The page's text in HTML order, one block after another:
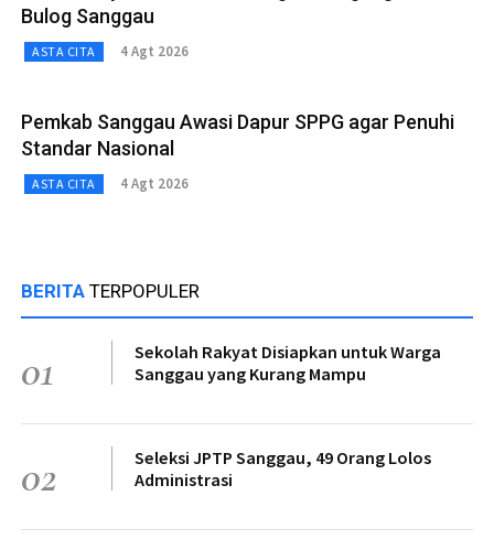
Bulog Sanggau
ASTA CITA 4 Agt 2026
Pemkab Sanggau Awasi Dapur SPPG agar Penuhi
Standar Nasional
ASTA CITA 4 Agt 2026
BERITA TERPOPULER
01
Sekolah Rakyat Disiapkan untuk Warga
Sanggau yang Kurang Mampu
02
Seleksi JPTP Sanggau, 49 Orang Lolos
Administrasi